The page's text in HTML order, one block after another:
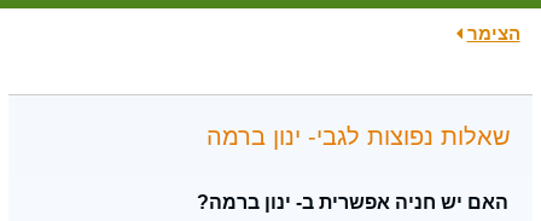
הצימר
שאלות נפוצות לגבי- ינון ברמה
האם יש חניה אפשרית ב- ינון ברמה?